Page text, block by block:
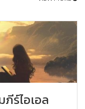
ร์ไอเอล